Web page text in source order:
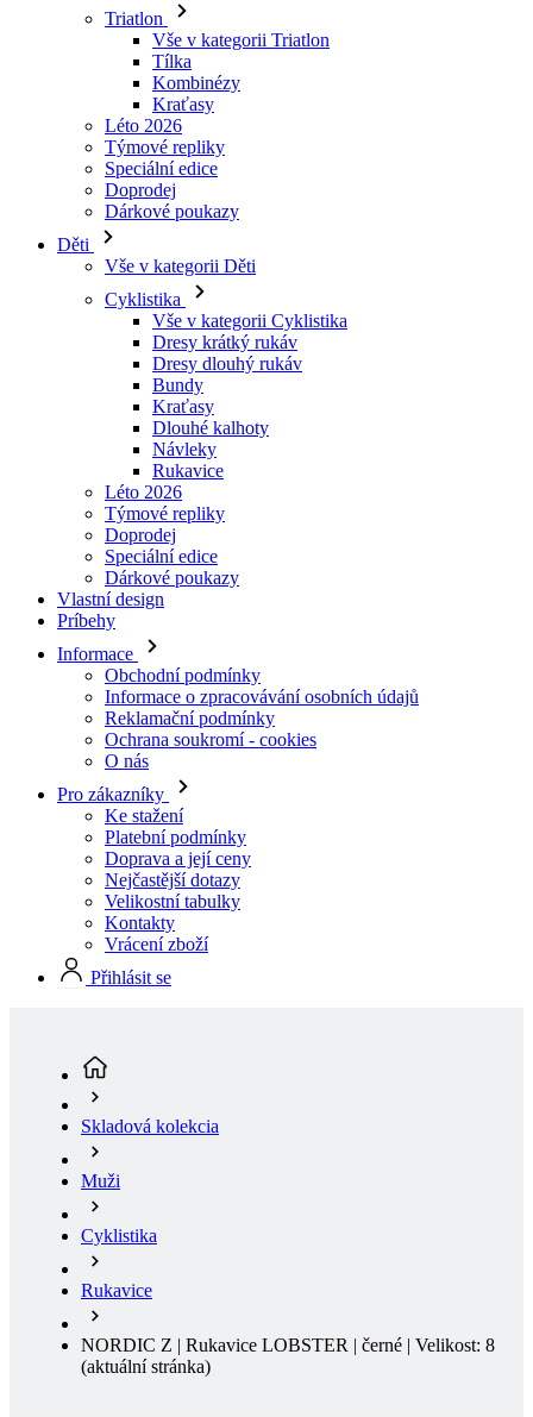
Triatlon
Vše v kategorii Triatlon
Tílka
Kombinézy
Kraťasy
Léto 2026
Týmové repliky
Speciální edice
Doprodej
Dárkové poukazy
Děti
Vše v kategorii Děti
Cyklistika
Vše v kategorii Cyklistika
Dresy krátký rukáv
Dresy dlouhý rukáv
Bundy
Kraťasy
Dlouhé kalhoty
Návleky
Rukavice
Léto 2026
Týmové repliky
Doprodej
Speciální edice
Dárkové poukazy
Vlastní design
Príbehy
Informace
Obchodní podmínky
Informace o zpracovávání osobních údajů
Reklamační podmínky
Ochrana soukromí - cookies
O nás
Pro zákazníky
Ke stažení
Platební podmínky
Doprava a její ceny
Nejčastější dotazy
Velikostní tabulky
Kontakty
Vrácení zboží
Přihlásit se
Skladová kolekcia
Muži
Cyklistika
Rukavice
NORDIC Z | Rukavice LOBSTER | černé | Velikost: 8
(aktuální stránka)